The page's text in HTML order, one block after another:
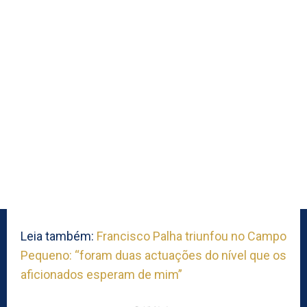
Leia também: Francisco Palha triunfou no Campo
Pequeno: “foram duas actuações do nível que os
aficionados esperam de mim”